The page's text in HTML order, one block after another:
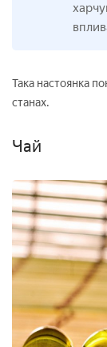
Така настоянка
станах.
Чай